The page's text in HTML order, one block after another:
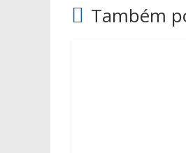
Também